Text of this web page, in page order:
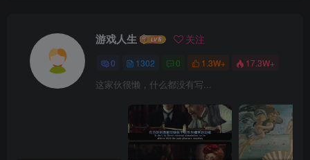
游戏人生 关注
0 1302 0 1.3W+ 17.3W+
这家伙很懒，什么都没有写...